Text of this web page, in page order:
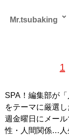
1
Mr.tsubaking
NHK「大！天才て
朝日「世界の名画」
し、Webサイト「
ースサイト「
ほか、旅行会社など
SPA！編集部が
をテーマに厳選
週金曜日にメー
性・人間関係…人